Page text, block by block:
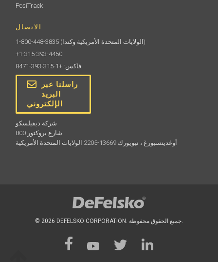
تُشحن كل عبوة PosiTector 200 PosiTector UTG مع زجاجة
PosiTrack
الاتصال
1-800-448-3835
(الولايات المتحدة الأمريكية وكندا)
+1-315-393-4450
فاكس: +1-315-393-8471
راسلنا عبر
البريد
الإلكتروني
شركة ديفيلسكو
800 شارع بروكتور
أوغدينسبورغ ، نيويورك 13669-2205 الولايات المتحدة الأمريكية
© 2026 DEFELSKO CORPORATION. جميع الحقوق محفوظة.